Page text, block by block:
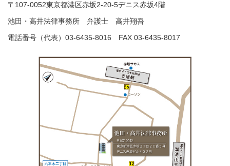
〒107-0052東京都港区赤坂2-20-5デニス赤坂4階
池田・高井法律事務所 弁護士 高井翔吾
電話番号（代表）03-6435-8016 FAX 03-6435-8017